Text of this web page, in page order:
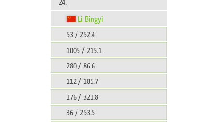
Li Bingyi
53 / 252.4
1005 / 215.1
280 / 86.6
112 / 185.7
176 / 321.8
36 / 253.5